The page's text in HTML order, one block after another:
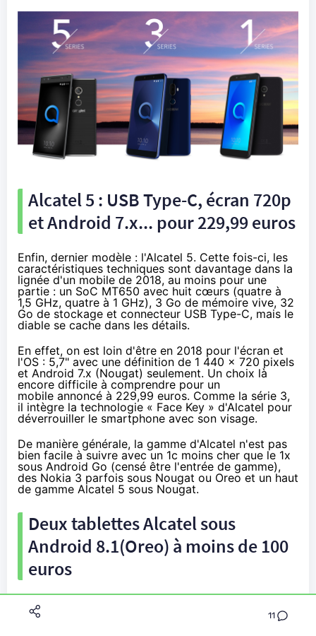
Alcatel 5 : USB Type-C, écran 720p
et Android 7.x... pour 229,99 euros
Enfin, dernier modèle : l'Alcatel 5. Cette fois-ci, les
caractéristiques techniques sont davantage dans la
lignée d'un mobile de 2018, au moins pour une
partie : un SoC MT650 avec huit cœurs (quatre à
1,5 GHz, quatre à 1 GHz), 3 Go de mémoire vive, 32
Go de stockage et connecteur USB Type-C, mais le
diable se cache dans les détails.
En effet, on est loin d'être en 2018 pour l'écran et
l'OS : 5,7" avec une définition de 1 440 x 720 pixels
et Android 7.x (Nougat) seulement. Un choix là
encore difficile à comprendre pour un
mobile annoncé à 229,99 euros. Comme la série 3,
il intègre la technologie « Face Key » d'Alcatel pour
déverrouiller le smartphone avec son visage.
De manière générale, la gamme d'Alcatel n'est pas
bien facile à suivre avec un 1c moins cher que le 1x
sous Android Go (censé être l'entrée de gamme),
des Nokia 3 parfois sous Nougat ou Oreo et un haut
de gamme Alcatel 5 sous Nougat.
Deux tablettes Alcatel sous
Android 8.1(Oreo) à moins de 100
euros
En plus des six nouveaux smartphones, deux
tablettes sont de la partie : 1T 10 avec une dalle IPS
de 10" (450 grammes) et 1T 7 de 7" (245 grammes,
11